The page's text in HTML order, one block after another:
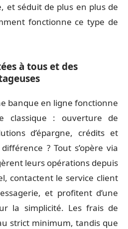
et séduit de plus en plus de
fonctionne ce type de
à tous et des
banque en ligne fonctionne
classique : ouverture de
d’épargne, crédits et
? Tout s’opère via
leurs opérations depuis
contactent le service client
et profitent d’une
la simplicité. Les frais de
strict minimum, tandis que